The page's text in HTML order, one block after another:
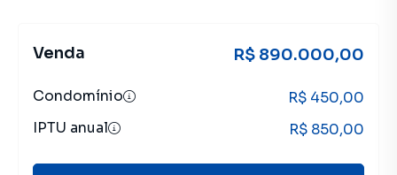
Venda R$ 890.000,00
Condomínio
R$ 450,00
IPTU anual
R$ 850,00